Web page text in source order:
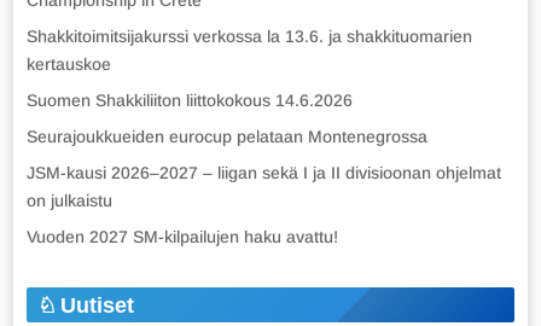
Shakkitoimitsijakurssi verkossa la 13.6. ja shakkituomarien
kertauskoe
Suomen Shakkiliiton liittokokous 14.6.2026
Seurajoukkueiden eurocup pelataan Montenegrossa
JSM-kausi 2026–2027 – liigan sekä I ja II divisioonan ohjelmat
on julkaistu
Vuoden 2027 SM-kilpailujen haku avattu!
Uutiset